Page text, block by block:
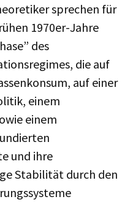
sprechen für
1970er-Jahre
des
die auf
auf einer
einem
einem
und ihre
Stabilität durch den